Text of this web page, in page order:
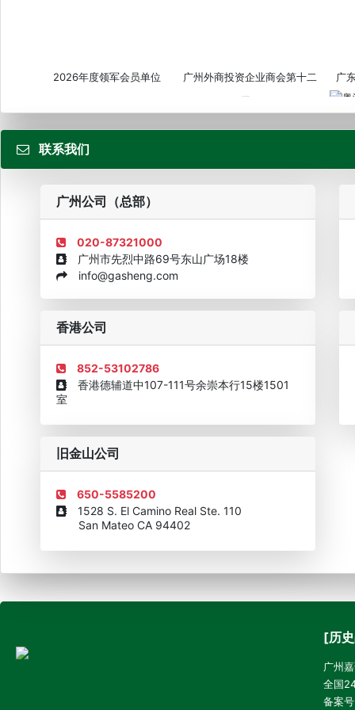
2026年度领军会员单位
广州外商投资企业商会第十二
届...
广
企业诚信AAAAA奖牌2015 欧美澳最具价值品牌移民机构
联系我们
广州公司（总部）
020-87321000
广州市先烈中路69号东山广场18楼
info@gasheng.com
香港公司
852-53102786
香港德辅道中107-111号余崇本行15楼1501
室
旧金山公司
650-5585200
1528 S. El Camino Real Ste. 110
San Mateo CA 94402
[历
广州
全国
备案